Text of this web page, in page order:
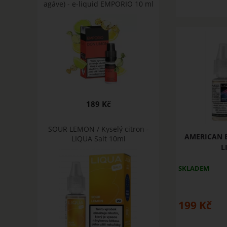
SKLADEM
199 Kč
agáve) - e-liquid EMPORIO 10 ml
189 Kč
SOUR LEMON / Kyselý citron -
LIQUA Salt 10ml